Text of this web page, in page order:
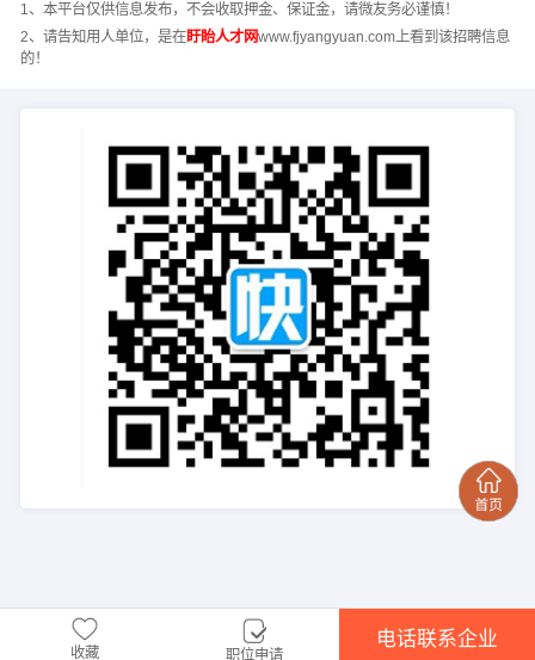
1、本平台仅供信息发布，不会收取押金、保证金，请微友务必谨慎！
2、请告知用人单位，是在盱眙人才网www.fjyangyuan.com上看到该招聘信息
的！
收藏 职位申请
电话联系企业